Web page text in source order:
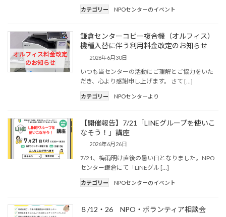
カテゴリー NPOセンターのイベント
鎌倉センターコピー複合機（オルフィス）
機種入替に伴う利用料金改定のお知らせ
2026年6月30日
いつも当センターの活動にご理解とご協力をいた
だき、心より感謝申し上げます。 さて […]
カテゴリー NPOセンターより
【開催報告】7/21「LINEグループを使いこ
なそう！」講座
2026年6月26日
7/21、梅雨明け直後の暑い日となりました。NPO
センター鎌倉にて「LINEグル […]
カテゴリー NPOセンターのイベント
８/12・26 NPO・ボランティア相談会